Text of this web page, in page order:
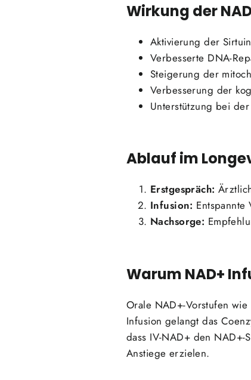
Wirkung der
Aktivierung der
Verbesserte DNA-
Steigerung der
Verbesserung der
Unterstützung bei
Ablauf im
Erstgespräch:
Infusion:
Nachsorge:
Warum NAD+
Orale NAD+-Vorstufen
Infusion gelangt das
dass IV-NAD+ den NAD+-
Anstiege erzielen.